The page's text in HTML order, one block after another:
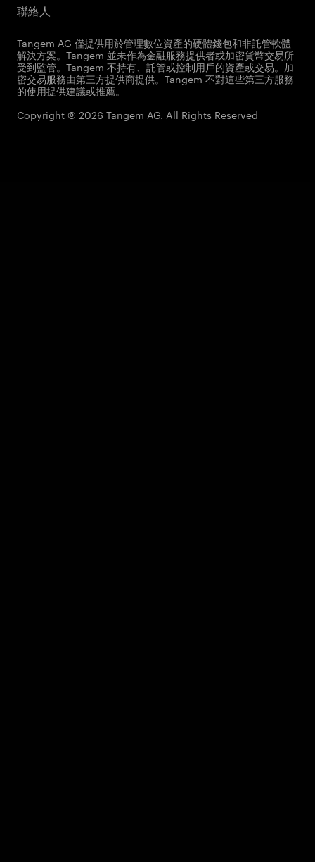
聯絡人
Tangem AG 僅提供用於管理數位資產的硬體錢包和非託管軟體
解決方案。Tangem 並未作為金融服務提供者或加密貨幣交易所
受到監管。Tangem 不持有、託管或控制用戶的資產或交易。加
密交易服務由第三方提供商提供。Tangem 不對這些第三方服務
的使用提供建議或推薦。